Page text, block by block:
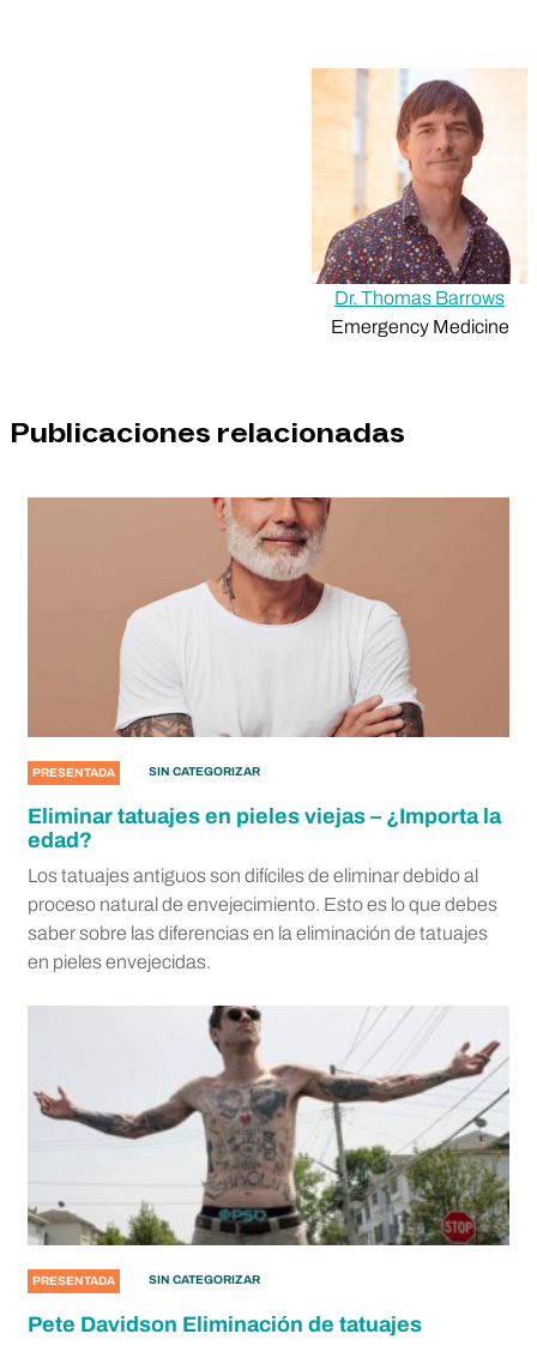
Dr. Thomas Barrows
Emergency Medicine
Publicaciones relacionadas
PRESENTADA SIN CATEGORIZAR
Eliminar tatuajes en pieles viejas – ¿Importa la
edad?
Los tatuajes antiguos son difíciles de eliminar debido al
proceso natural de envejecimiento. Esto es lo que debes
saber sobre las diferencias en la eliminación de tatuajes
en pieles envejecidas.
PRESENTADA SIN CATEGORIZAR
Pete Davidson Eliminación de tatuajes